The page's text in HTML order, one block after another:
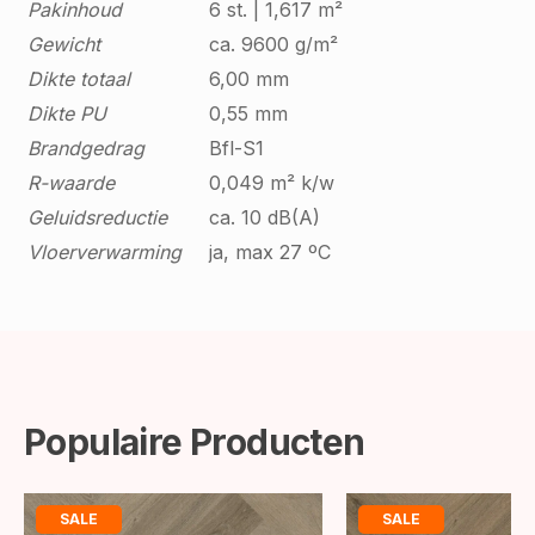
Pakinhoud
6 st. | 1,617 m²
Gewicht
ca. 9600 g/m²
Dikte totaal
6,00 mm
Dikte PU
0,55 mm
Brandgedrag
Bfl-S1
R-waarde
0,049 m² k/w
Geluidsreductie
ca. 10 dB(A)
Vloerverwarming
ja, max 27 ºC
Populaire Producten
SALE SALE